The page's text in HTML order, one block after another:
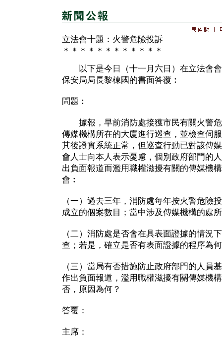
立法會十題：火警危險投訴
＊＊＊＊＊＊＊＊＊＊＊＊
以下是今日（十一月六日）在立法會會
保安局局長黎棟國的書面答覆︰
問題︰
據報，早前消防處接獲市民有關火警危
傳媒機構所在的大廈進行巡查，並檢查伺
其後證實系統正常，但巡查行動已對該傳
會人士向本人表示憂慮，個別政府部門的
出負面報道而濫用職權滋擾有關的傳媒機
會︰
（一）過去三年，消防處每年按火警危險
成立的個案數目；當中涉及傳媒機構的處
（二）消防處是否會在具表面證據的情況
查；若是，確立是否有表面證據的程序為
（三）當局有否措施防止政府部門的人員
作出負面報道，濫用職權滋擾有關傳媒機
否，原因為何？
答覆：
主席：